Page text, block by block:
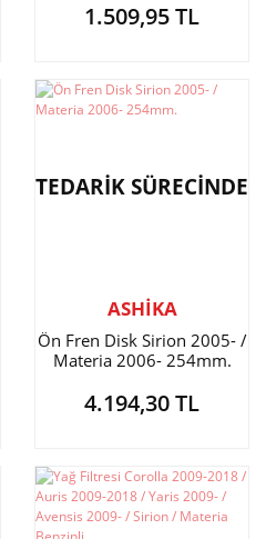
1.509,95 TL
TEDARİK SÜRECİNDE
ASHİKA
Ön Fren Disk Sirion 2005- /
Materia 2006- 254mm.
4.194,30 TL